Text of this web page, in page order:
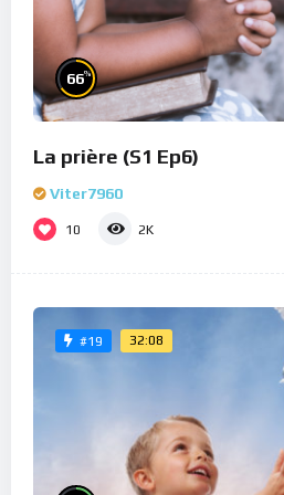
66%
La prière (S1 Ep6)
Viter7960
10 2K
#19 32:08